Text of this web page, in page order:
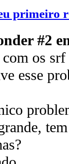
primeiro
#2
com os
esse